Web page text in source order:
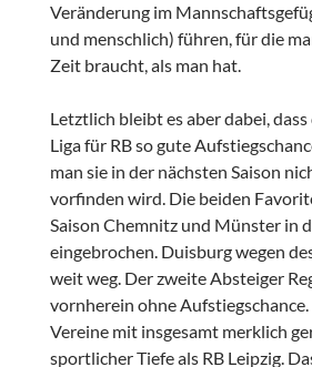
Veränderung im
und menschlich) führen, für die
Zeit braucht, als man hat.
Letztlich bleibt es aber dabei,
Liga für RB so gute
man sie in der nächsten Saison
vorfinden wird. Die beiden
Saison Chemnitz und Münster in
eingebrochen. Duisburg wegen
weit weg. Der zweite Absteiger
vornherein ohne
Vereine mit insgesamt merklich
sportlicher Tiefe als RB Leipzig.